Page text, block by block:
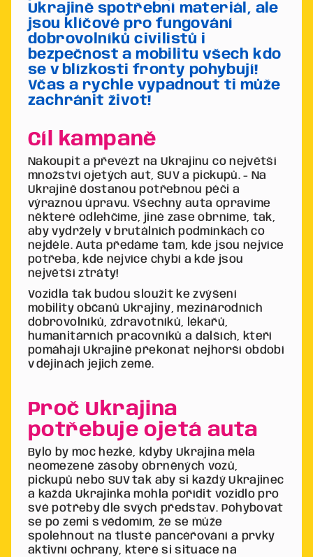
Ukrajině spotřební materiál, ale
jsou klíčové pro fungování
dobrovolníků civilistů i
bezpečnost a mobilitu všech kdo
se v blízkosti fronty pohybují!
Včas a rychle vypadnout ti může
zachránit život!
Cíl kampaně
Nakoupit a převézt na Ukrajinu co největší
množství ojetých aut, SUV a pickupů. - Na
Ukrajině dostanou potřebnou péči a
výraznou úpravu. Všechny auta opravíme
některé odlehčíme, jiné zase obrníme, tak,
aby vydržely v brutálních podmínkách co
nejdéle. Auta předáme tam, kde jsou nejvíce
potřeba, kde nejvíce chybí a kde jsou
největší ztráty!
Vozidla tak budou sloužit ke zvýšení
mobility občanů Ukrajiny, mezinárodních
dobrovolníků, zdravotníků, lékařů,
humanitárních pracovníků a dalších, kteří
pomáhají Ukrajině překonat nejhorší období
v dějinách jejich země.
Proč Ukrajina
potřebuje ojetá auta
Bylo by moc hezké, kdyby Ukrajina měla
neomezené zásoby obrněných vozů,
pickupů nebo SUV tak aby si každý Ukrajinec
a každá Ukrajinka mohla pořídit vozidlo pro
své potřeby dle svých představ. Pohybovat
se po zemi s vědomím, že se může
spolehnout na tlusté pancéřování a prvky
aktivní ochrany, které si situace na